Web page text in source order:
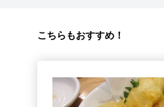
こちらもおすすめ！